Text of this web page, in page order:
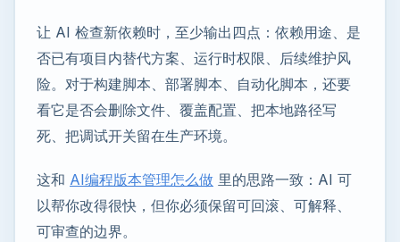
让 AI 检查新依赖时，至少输出四点：依赖用途、是
否已有项目内替代方案、运行时权限、后续维护风
险。对于构建脚本、部署脚本、自动化脚本，还要
看它是否会删除文件、覆盖配置、把本地路径写
死、把调试开关留在生产环境。
这和 AI编程版本管理怎么做 里的思路一致：AI 可
以帮你改得很快，但你必须保留可回滚、可解释、
可审查的边界。